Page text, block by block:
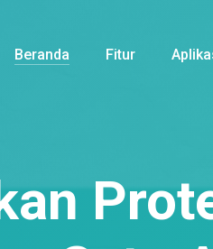
Beranda Fitur